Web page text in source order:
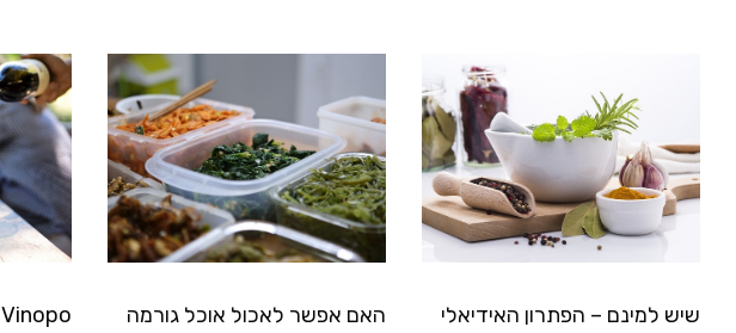
שיש למינם – הפתרון האידיאלי
האם אפשר לאכול אוכל גורמה
Vinopo אחסון ושימור יין